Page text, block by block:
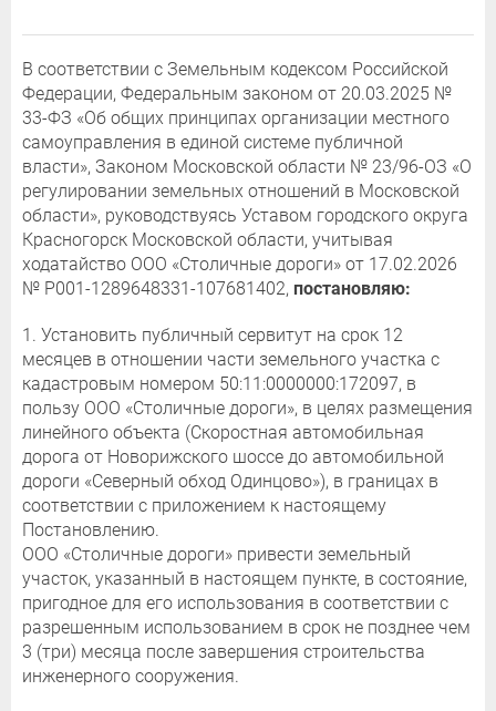
В соответствии с Земельным кодексом Российской
Федерации, Федеральным законом от 20.03.2025 №
33-ФЗ «Об общих принципах организации местного
самоуправления в единой системе публичной
власти», Законом Московской области № 23/96-ОЗ «О
регулировании земельных отношений в Московской
области», руководствуясь Уставом городского округа
Красногорск Московской области, учитывая
ходатайство ООО «Столичные дороги» от 17.02.2026
№ P001-1289648331-107681402, постановляю:
1. Установить публичный сервитут на срок 12
месяцев в отношении части земельного участка с
кадастровым номером 50:11:0000000:172097, в
пользу ООО «Столичные дороги», в целях размещения
линейного объекта (Скоростная автомобильная
дорога от Новорижского шоссе до автомобильной
дороги «Северный обход Одинцово»), в границах в
соответствии с приложением к настоящему
Постановлению.
ООО «Столичные дороги» привести земельный
участок, указанный в настоящем пункте, в состояние,
пригодное для его использования в соответствии с
разрешенным использованием в срок не позднее чем
3 (три) месяца после завершения строительства
инженерного сооружения.